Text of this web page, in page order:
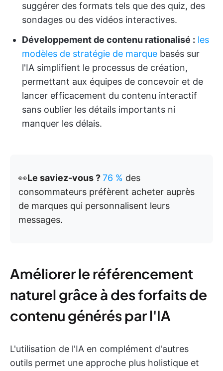
suggérer des formats tels que des quiz, des
sondages ou des vidéos interactives.
Développement de contenu rationalisé : les
modèles de stratégie de marque basés sur
l'IA simplifient le processus de création,
permettant aux équipes de concevoir et de
lancer efficacement du contenu interactif
sans oublier les détails importants ni
manquer les délais.
👀Le saviez-vous ?76 % des
consommateurs préfèrent acheter auprès
de marques qui personnalisent leurs
messages.
Améliorer le référencement
naturel grâce à des forfaits de
contenu générés par l'IA
L'utilisation de l'IA en complément d'autres
outils permet une approche plus holistique et